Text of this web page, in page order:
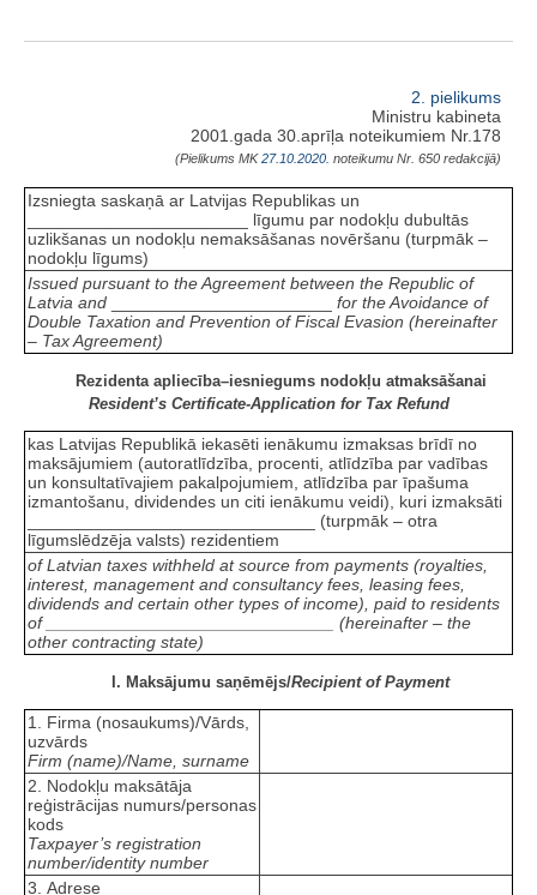
2. pielikums
Ministru kabineta
2001.gada 30.aprīļa noteikumiem Nr.178
(Pielikums MK27.10.2020. noteikumu Nr. 650 redakcijā)
Izsniegta saskaņā ar Latvijas Republikas un
_______________________ līgumu par nodokļu dubultās
uzlikšanas un nodokļu nemaksāšanas novēršanu (turpmāk –
nodokļu līgums)
Issued pursuant to the Agreement between the Republic of
Latvia and
for the Avoidance of
Double Taxation and Prevention of Fiscal Evasion (hereinafter
– Tax Agreement)
Rezidenta apliecība–iesniegums nodokļu atmaksāšanai
Resident’s Certificate-Application for Tax Refund
kas Latvijas Republikā iekasēti ienākumu izmaksas brīdī no
maksājumiem (autoratlīdzība, procenti, atlīdzība par vadības
un konsultatīvajiem pakalpojumiem, atlīdzība par īpašuma
izmantošanu, dividendes un citi ienākumu veidi), kuri izmaksāti
______________________________ (turpmāk – otra
līgumslēdzēja valsts) rezidentiem
of Latvian taxes withheld at source from payments (royalties,
interest, management and consultancy fees, leasing fees,
dividends and certain other types of income), paid to residents
of ______________________________ (hereinafter – the
other contracting state)
I. Maksājumu saņēmējs/Recipient of Payment
1. Firma (nosaukums)/Vārds,
uzvārds
Firm (name)/Name, surname
2. Nodokļu maksātāja
reģistrācijas numurs/personas
kods
Taxpayer’s registration
number/identity number
3. Adrese